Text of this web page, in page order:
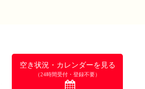
空き状況・カレンダーを見る
（24時間受付・登録不要）